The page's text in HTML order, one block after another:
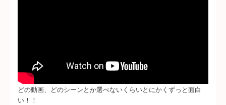
どの動画、どのシーンとか選べないくらいとにかくずっと面白
い！！